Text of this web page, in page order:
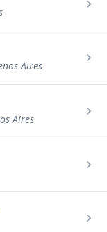
Aires
Aires